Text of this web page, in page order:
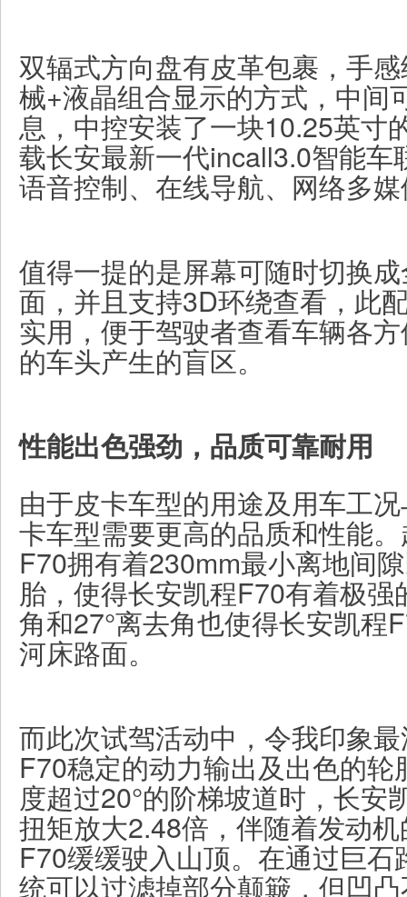
双辐式方向盘有皮革包裹，手
械+液晶组合显示的方式，中间
息，中控安装了一块10.25英寸
载长安最新一代incall3.0智能车
语音控制、在线导航、网络多
值得一提的是屏幕可随时切换
面，并且支持3D环绕查看，此
实用，便于驾驶者查看车辆各
的车头产生的盲区。
性能出色强劲，品质可靠耐用
由于皮卡车型的用途及用车工
卡车型需要更高的品质和性能
F70拥有着230mm最小离地间
胎，使得长安凯程F70有着极强
角和27°离去角也使得长安凯程
河床路面。
而此次试驾活动中，令我印象
F70稳定的动力输出及出色的
度超过20°的阶梯坡道时，长安
扭矩放大2.48倍，伴随着发动
F70缓缓驶入山顶。在通过巨
统可以过滤掉部分颠簸，但凹